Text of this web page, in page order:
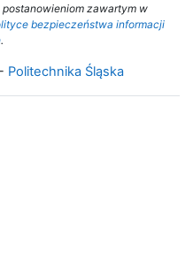
zawartym w
bezpieczeństwa informacji
.
- Politechnika Śląska